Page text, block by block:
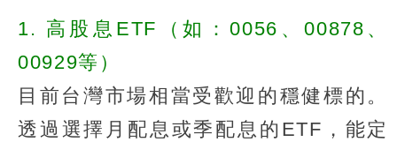
1. 高股息ETF（如：0056、00878、
00929等）
目前台灣市場相當受歡迎的穩健標的。
透過選擇月配息或季配息的ETF，能定